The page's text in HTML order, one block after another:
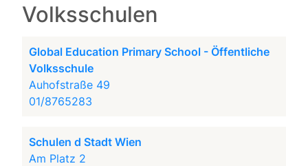
Volksschulen
Global Education Primary School - Öffentliche
Volksschule
Auhofstraße 49
01/8765283
Schulen d Stadt Wien
Am Platz 2